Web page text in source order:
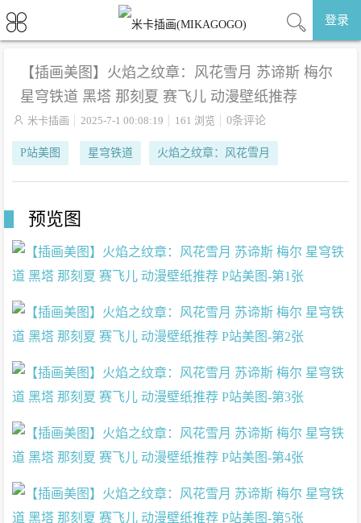
登录
【插画美图】火焰之纹章：风花雪月 苏谛斯 梅尔
星穹铁道 黑塔 那刻夏 赛飞儿 动漫壁纸推荐
 米卡插画 2025-7-1 00:08:19 161 浏览 0条评论
P站美图 星穹铁道 火焰之纹章：风花雪月
预览图